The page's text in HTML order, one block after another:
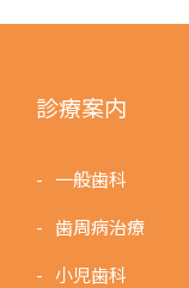
診療案内
一般歯科
歯周病治療
小児歯科